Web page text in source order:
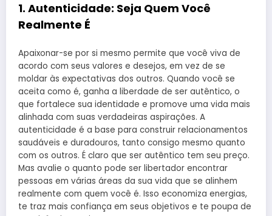
1. Autenticidade: Seja Quem Você
Realmente É
Apaixonar-se por si mesmo permite que você viva de
acordo com seus valores e desejos, em vez de se
moldar às expectativas dos outros. Quando você se
aceita como é, ganha a liberdade de ser autêntico, o
que fortalece sua identidade e promove uma vida mais
alinhada com suas verdadeiras aspirações. A
autenticidade é a base para construir relacionamentos
saudáveis e duradouros, tanto consigo mesmo quanto
com os outros. É claro que ser autêntico tem seu preço.
Mas avalie o quanto pode ser libertador encontrar
pessoas em várias áreas da sua vida que se alinhem
realmente com quem você é. Isso economiza energias,
te traz mais confiança em seus objetivos e te poupa de